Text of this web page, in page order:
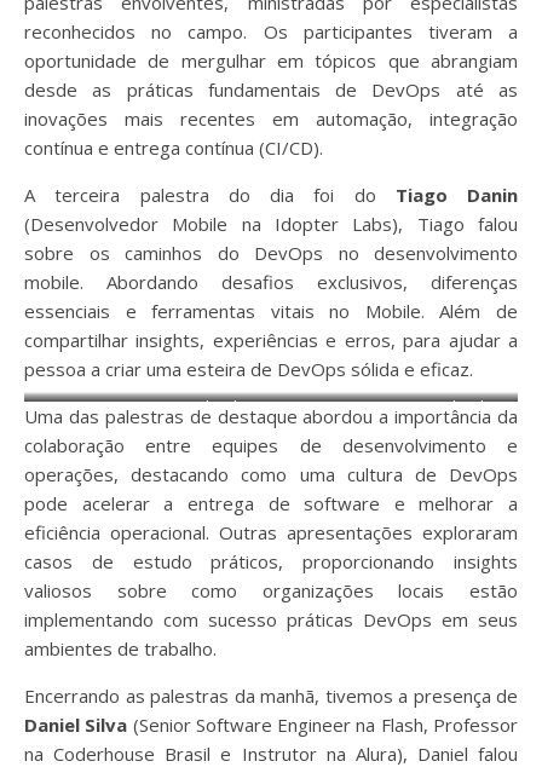
reconhecidos no campo. Os participantes tiveram a
oportunidade de mergulhar em tópicos que abrangiam
desde as práticas fundamentais de DevOps até as
inovações mais recentes em automação, integração
contínua e entrega contínua (CI/CD).
A terceira palestra do dia foi do Tiago Danin
(Desenvolvedor Mobile na Idopter Labs), Tiago falou
sobre os caminhos do DevOps no desenvolvimento
mobile. Abordando desafios exclusivos, diferenças
essenciais e ferramentas vitais no Mobile. Além de
compartilhar insights, experiências e erros, para ajudar a
pessoa a criar uma esteira de DevOps sólida e eficaz.
Tiago Danin (Desenvolvedor
Mobile na Idopter Labs)
Tiago Danin (Desenvolvedor
Mobile na Idopter Labs)
Uma das palestras de destaque abordou a importância da
colaboração entre equipes de desenvolvimento e
operações, destacando como uma cultura de DevOps
pode acelerar a entrega de software e melhorar a
eficiência operacional. Outras apresentações exploraram
casos de estudo práticos, proporcionando insights
valiosos sobre como organizações locais estão
implementando com sucesso práticas DevOps em seus
ambientes de trabalho.
Encerrando as palestras da manhã, tivemos a presença de
Daniel Silva (Senior Software Engineer na Flash, Professor
na Coderhouse Brasil e Instrutor na Alura), Daniel falou